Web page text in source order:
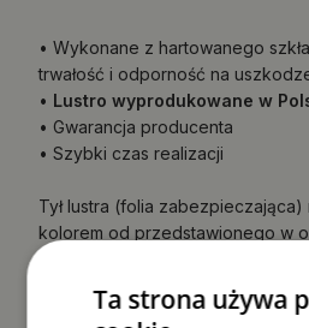
• Wykonane z hartowanego
trwałość i odporność na
• Lustro wyprodukowane w
• Gwarancja producenta
• Szybki czas realizacji
Tył lustra (folia
kolorem od przedstawionego w
Ta strona używa